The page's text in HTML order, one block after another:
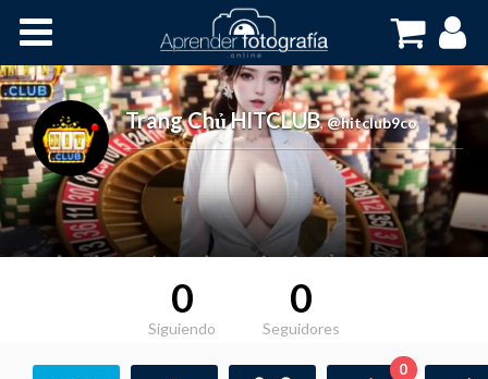
Cursos OnLine
Trang Chủ HITCLUB,@hitclub9co
0
Siguiendo
0
Seguidores
0